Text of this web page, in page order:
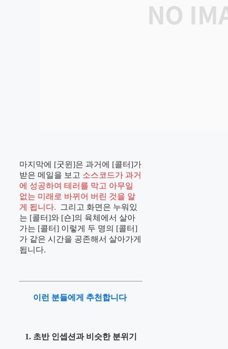
마지막에 [굿윈]은 과거에 [콜터]가
받은 메일을 보고 소스코드가 과거
에 성공하여 테러를 막고 아무일
없는 미래로 바뀌어 버린 것을 알
게 됩니다.
그리고 화면은 누워있
는 [콜터]와 [숀]의 육체에서 살아
가는 [콜터] 이렇게 두 명의 [콜터]
가 같은 시간을 공존해서 살아가게
됩니다.
이런 분들에게 추천합니다
1. 초반 인셉션과 비슷한 분위기